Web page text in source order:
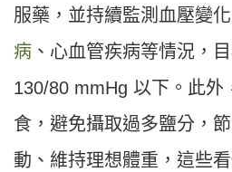
服藥，並持續監測血壓變
病 、心血管疾病等情況，
130/80 mmHg 以下。此外
食，避免攝取過多鹽分，
動、維持理想體重，這些